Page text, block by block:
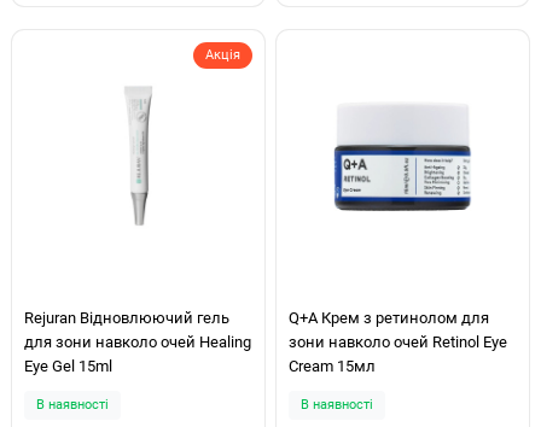
Акція
Rejuran Відновлюючий гель
для зони навколо очей Healing
Eye Gel 15ml
В наявності
Q+A Крем з ретинолом для
зони навколо очей Retinol Eye
Cream 15мл
В наявності